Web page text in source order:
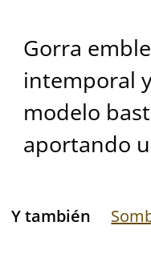
Gorra
intemporal
modelo
aportando
Y también